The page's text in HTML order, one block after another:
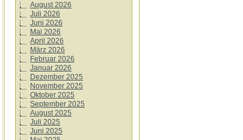
August 2026
Juli 2026
Juni 2026
Mai 2026
April 2026
März 2026
Februar 2026
Januar 2026
Dezember 2025
November 2025
Oktober 2025
September 2025
August 2025
Juli 2025
Juni 2025